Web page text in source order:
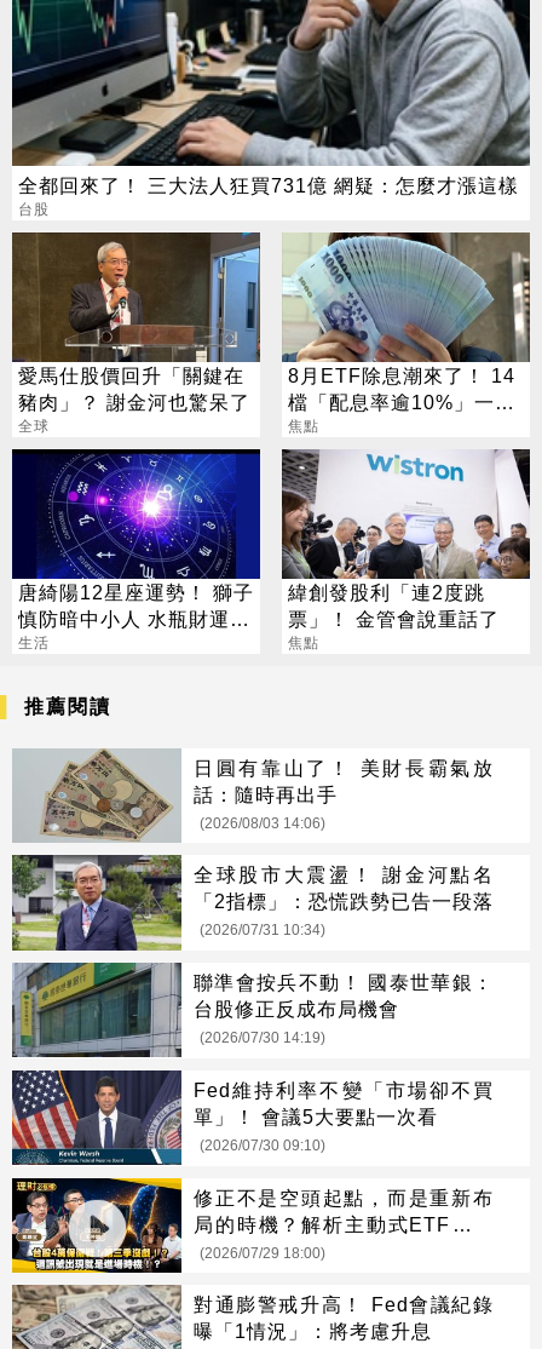
全都回來了！ 三大法人狂買731億 網疑：怎麼才漲這樣
台股
愛馬仕股價回升「關鍵在
豬肉」？ 謝金河也驚呆了
全球
8月ETF除息潮來了！ 14
檔「配息率逾10%」一次
看
焦點
唐綺陽12星座運勢！ 獅子
慎防暗中小人 水瓶財運佳
適合談錢
生活
緯創發股利「連2度跳
票」！ 金管會說重話了
焦點
推薦閱讀
日圓有靠山了！ 美財長霸氣放
話：隨時再出手
(2026/08/03 14:06)
全球股市大震盪！ 謝金河點名
「2指標」：恐慌跌勢已告一段落
(2026/07/31 10:34)
聯準會按兵不動！ 國泰世華銀：
台股修正反成布局機會
(2026/07/30 14:19)
Fed維持利率不變「市場卻不買
單」！ 會議5大要點一次看
(2026/07/30 09:10)
修正不是空頭起點，而是重新布
局的時機？解析主動式ETF、正
二與第三季投資關鍵
(2026/07/29 18:00)
對通膨警戒升高！ Fed會議紀錄
曝「1情況」：將考慮升息